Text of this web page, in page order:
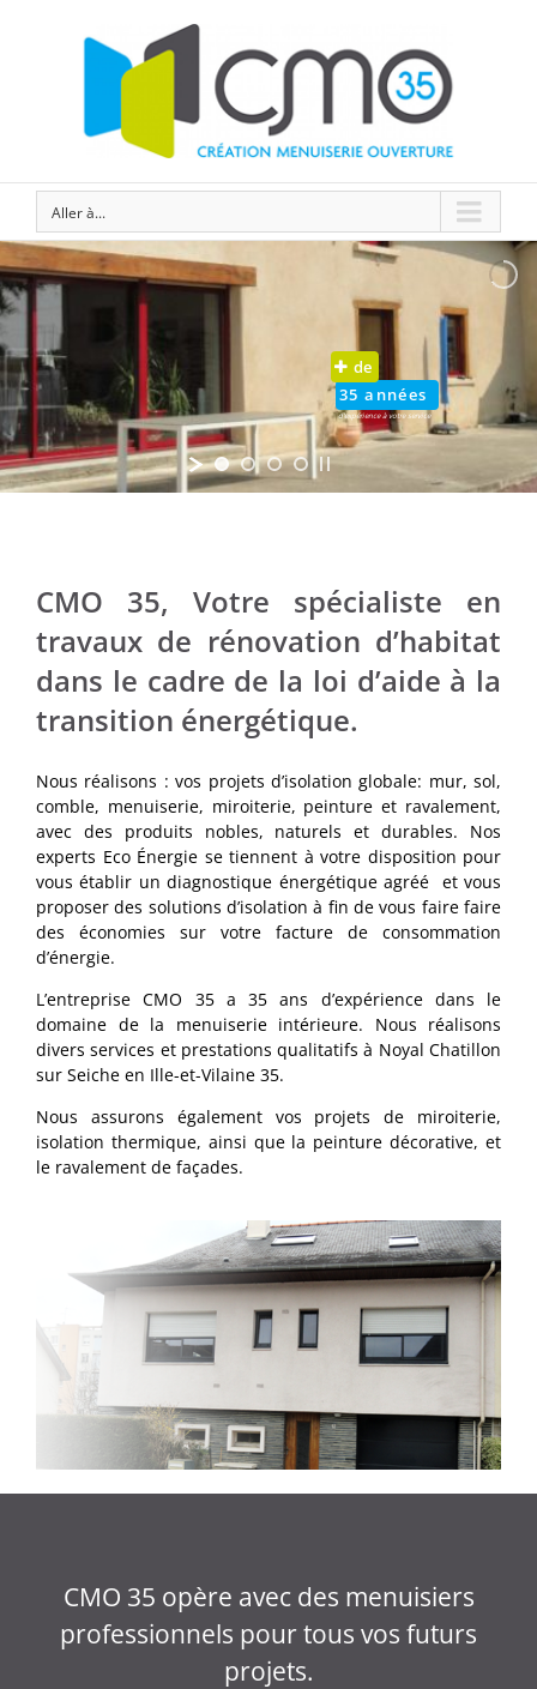
Aller à...
35 années
de
d'expérience à votre service
CMO 35, Votre spécialiste en
travaux de rénovation d’habitat
dans le cadre de la loi d’aide à la
transition énergétique.
Nous réalisons : vos projets d’isolation globale: mur, sol,
comble, menuiserie, miroiterie, peinture et ravalement,
avec des produits nobles, naturels et durables. Nos
experts Eco Énergie se tiennent à votre disposition pour
vous établir un diagnostique énergétique agréé et vous
proposer des solutions d’isolation à fin de vous faire faire
des économies sur votre facture de consommation
d’énergie.
L’entreprise CMO 35 a 35 ans d’expérience dans le
domaine de la menuiserie intérieure. Nous réalisons
divers services et prestations qualitatifs à Noyal Chatillon
sur Seiche en Ille-et-Vilaine 35.
Nous assurons également vos projets de miroiterie,
isolation thermique, ainsi que la peinture décorative, et
le ravalement de façades.
CMO 35 opère avec des menuisiers
professionnels pour tous vos futurs
projets.